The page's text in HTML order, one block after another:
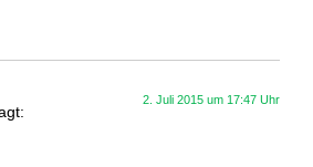
2. Juli 2015 um 17:47 Uhr